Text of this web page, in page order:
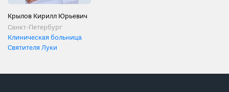
Крылов Кирилл Юрьевич
Санкт-Петербург
Клиническая больница
Святителя Луки